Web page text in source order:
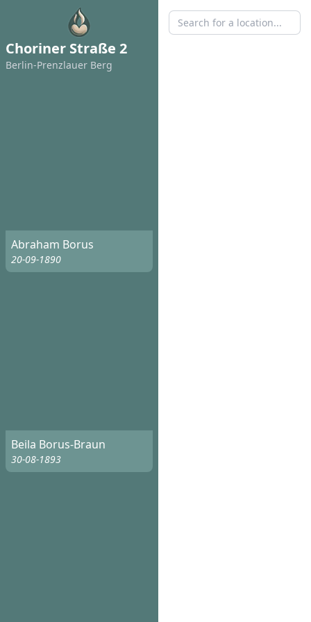
Choriner Straße 2
Berlin-Prenzlauer Berg
Abraham Borus
20-09-1890
Beila Borus-Braun
30-08-1893